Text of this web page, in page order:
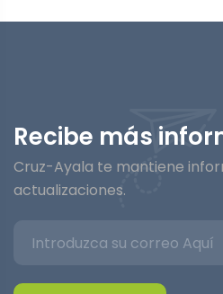
Recibe más
Cruz-Ayala te mantiene
actualizaciones.